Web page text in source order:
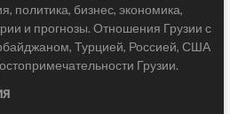
политика, бизнес, экономика,
и прогнозы. Отношения Грузии с
Турцией, Россией, США
Грузии.